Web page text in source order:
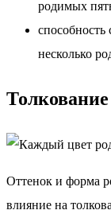
родимых
несколько
Оттенок и форма
влияние на